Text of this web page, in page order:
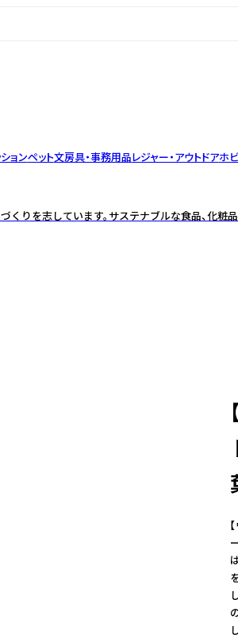
ョンペット文房具・事務用品レジャー・アウトドアホ
りを志しています。サステナブルな食品、化粧